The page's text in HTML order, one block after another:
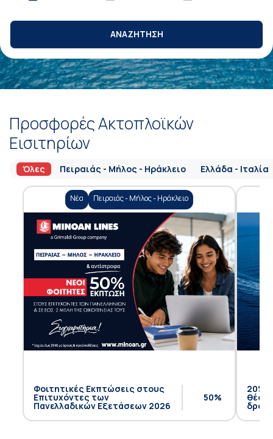
ΑΝΑΖΗΤΗΣΗ
Προσφορές Ακτοπλοϊκών
Εισιτηρίων
Όλες Πειραιάς - Μήλος - Ηράκλειο Ελλάδα - Ιταλία
Νέα Πειραιάς - Μήλος - Ηράκλειο
Φοιτητικές Εκπτώσεις στους
Επιτυχόντες των
Πανελλαδικών Εξετάσεων 2026
50%
20%
θέση